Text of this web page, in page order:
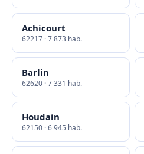
Achicourt
62217 · 7 873 hab.
Barlin
62620 · 7 331 hab.
Houdain
62150 · 6 945 hab.